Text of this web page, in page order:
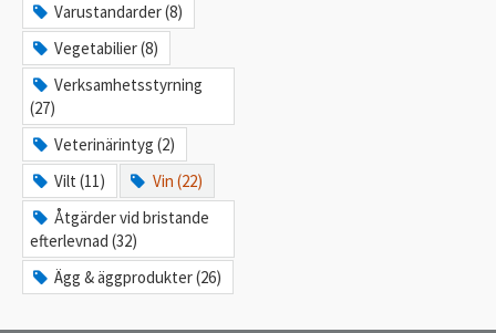
Varustandarder (8)
Vegetabilier (8)
Verksamhetsstyrning
(27)
Veterinärintyg (2)
Vilt (11)
Vin (22)
Åtgärder vid bristande
efterlevnad (32)
Ägg & äggprodukter (26)